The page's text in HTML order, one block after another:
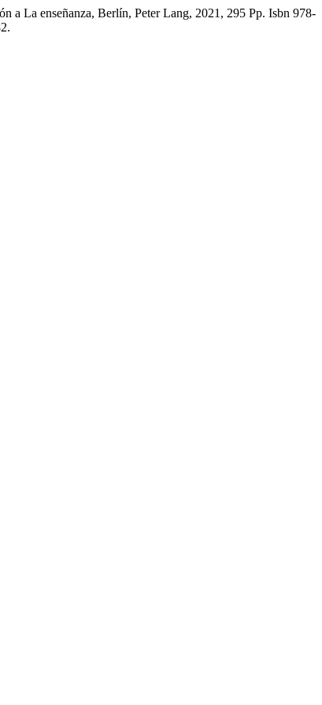
a La enseñanza, Berlín, Peter Lang, 2021, 295 Pp. Isbn 978-